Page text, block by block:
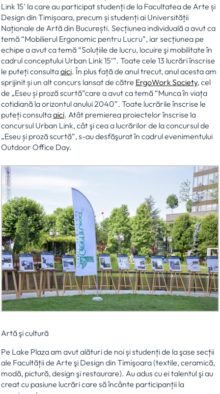
Link 15’ la care au participat studenți de la Facultatea de Arte și
Design din Timișoara, precum și studenți ai Universității
Naționale de Artă din București. Secțiunea individuală a avut ca
temă “Mobilierul Ergonomic pentru Lucru”, iar secțiunea pe
echipe a avut ca temă “Soluțiile de lucru, locuire şi mobilitate în
cadrul conceptului Urban Link 15’”. Toate cele 13 lucrări înscrise
le puteți consultaaici. În plus față de anul trecut, anul acesta am
sprijinit și un alt concurs lansat de către ErgoWork Society, cel
de „Eseu și proză scurtă”care a avut ca temă “Munca în viața
cotidiană la orizontul anului 2040”. Toate lucrările înscrise le
puteți consultaaici. Atât premierea proiectelor înscrise la
concursul Urban Link, cât şi cea a lucrărilor de la concursul de
„Eseu și proză scurtă”, s-au desfăşurat în cadrul evenimentului
Outdoor Office Day.
Artă şi cultură
Pe Lake Plaza am avut alături de noi și studenți de la şase secții
ale Facultății de Arte şi Design din Timişoara (textile, ceramică,
modă, pictură, design şi restaurare). Au adus cu ei talentul şi au
creat cu pasiune lucrări care să încânte participanții la